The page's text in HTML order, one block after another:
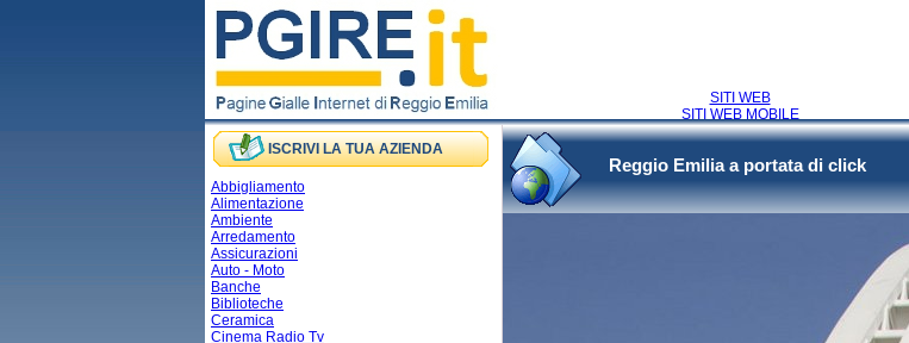
SITI WEB
SITI WEB MOBILE
ISCRIVI LA TUA AZIENDA
Abbigliamento
Alimentazione
Ambiente
Arredamento
Assicurazioni
Auto - Moto
Banche
Biblioteche
Ceramica
Cinema Radio Tv
Reggio Emilia a portata di click